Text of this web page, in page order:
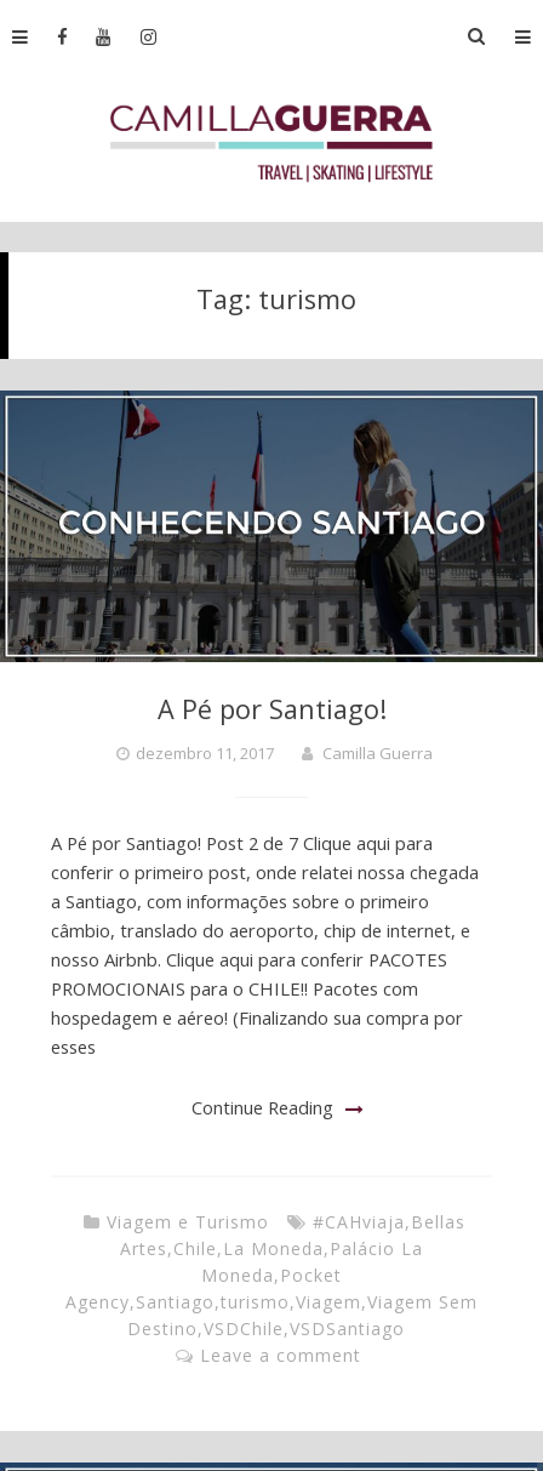
Tag: turismo
A Pé por Santiago!
dezembro 11, 2017 Camilla Guerra
A Pé por Santiago! Post 2 de 7 Clique aqui para
conferir o primeiro post, onde relatei nossa chegada
a Santiago, com informações sobre o primeiro
câmbio, translado do aeroporto, chip de internet, e
nosso Airbnb. Clique aqui para conferir PACOTES
PROMOCIONAIS para o CHILE!! Pacotes com
hospedagem e aéreo! (Finalizando sua compra por
esses
Continue Reading
Viagem e Turismo #CAHviaja, Bellas
Artes,Chile, La Moneda, Palácio La
Moneda, Pocket
Agency,Santiago,turismo,Viagem,Viagem Sem
Destino,VSDChile,VSDSantiago
Leave a comment